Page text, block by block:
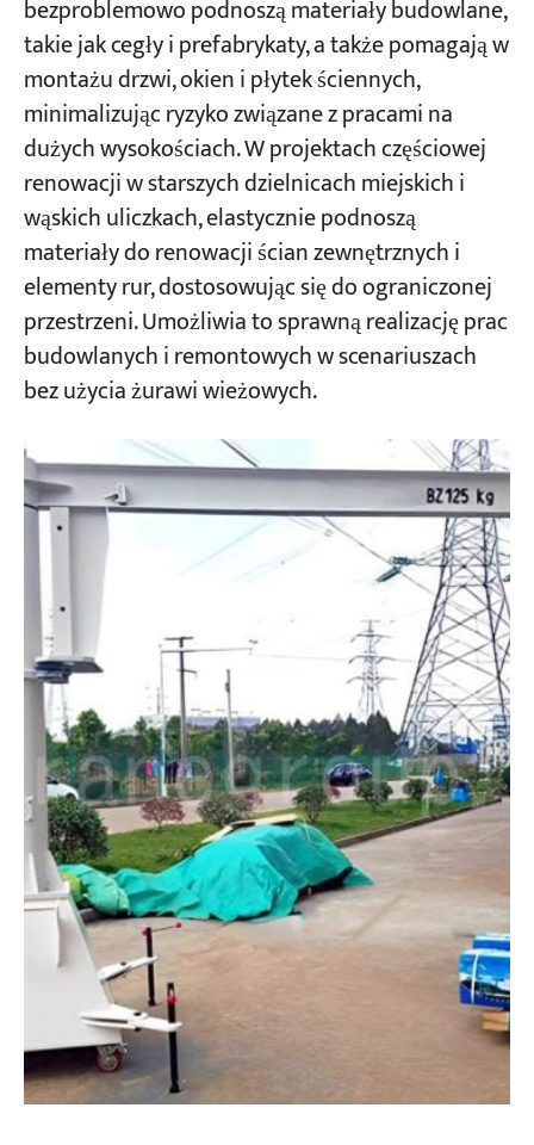
bezproblemowo podnoszą materiały budowlane,
takie jak cegły i prefabrykaty, a także pomagają w
montażu drzwi, okien i płytek ściennych,
minimalizując ryzyko związane z pracami na
dużych wysokościach. W projektach częściowej
renowacji w starszych dzielnicach miejskich i
wąskich uliczkach, elastycznie podnoszą
materiały do renowacji ścian zewnętrznych i
elementy rur, dostosowując się do ograniczonej
przestrzeni. Umożliwia to sprawną realizację prac
budowlanych i remontowych w scenariuszach
bez użycia żurawi wieżowych.